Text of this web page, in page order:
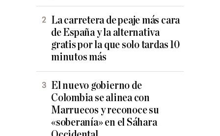
La carretera de peaje más cara
de España y la alternativa
gratis por la que solo tardas 10
minutos más
El nuevo gobierno de
Colombia se alinea con
Marruecos y reconoce su
«soberanía» en el Sáhara